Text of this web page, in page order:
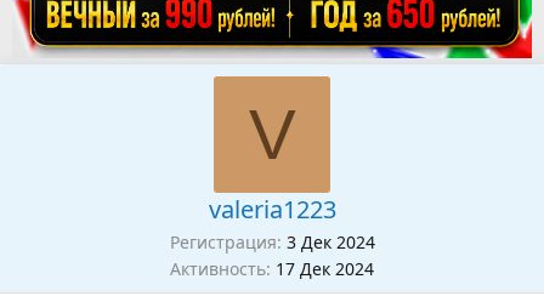
V
valeria1223
Регистрация 3 Дек 2024
Активность 17 Дек 2024